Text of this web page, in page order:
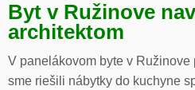
Byt v Ružinove
architektom
V panelákovom byte v
sme riešili nábytky do kuchyne